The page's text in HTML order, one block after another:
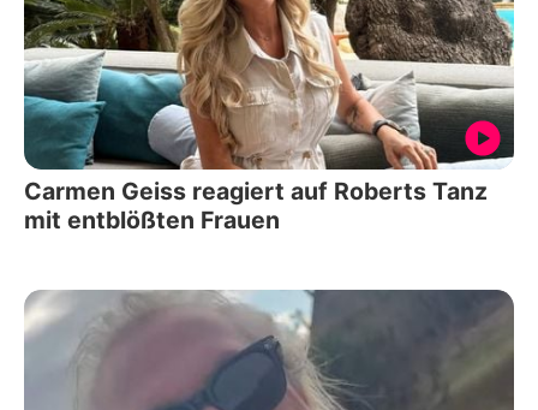
Carmen Geiss reagiert auf Roberts Tanz
mit entblößten Frauen